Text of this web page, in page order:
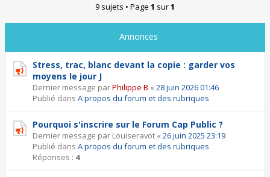
9 sujets • Page 1 sur1
Annonces
Stress, trac, blanc devant la copie : garder vos
moyens le jour J
Dernier message parPhilippe B « 28 juin 2026 01:46
Publié dans A propos du forum et des rubriques
Pourquoi s'inscrire sur le Forum Cap Public ?
Dernier message par Louiseravot « 26 juin 2025 23:19
Publié dans A propos du forum et des rubriques
Réponses : 4